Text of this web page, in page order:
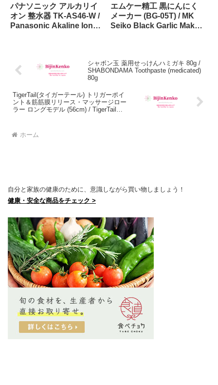
パナソニック アルカリイ
オン 整水器 TK-AS46-W /
Panasonic Akaline Ion
エムケー精工 黒にんにく
メーカー (BG-05T) / MK
Seiko Black Garlic Maker
シャボン玉 薬用せっけんハミガキ 80g /
SHABONDAMA Toothpaste (medicated)
80g
TigerTail(タイガーテール) トリガーポイ
ント＆筋筋膜リリース・マッサージロー
ラー ロングモデル (56cm) / TigerTail
ホーム
自分と家族の健康のために、意識しながら買い物しましょう！
健康・安全な商品をチェック >